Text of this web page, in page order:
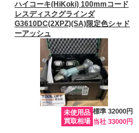
ハイコーキ(HiKoki) 100mmコード
レスディスクグラインダ
G3610DC(2XPZ)(SA)限定色シャド
ーアッシュ
未使用品
買取相場
標準 32000円
当社 33000円